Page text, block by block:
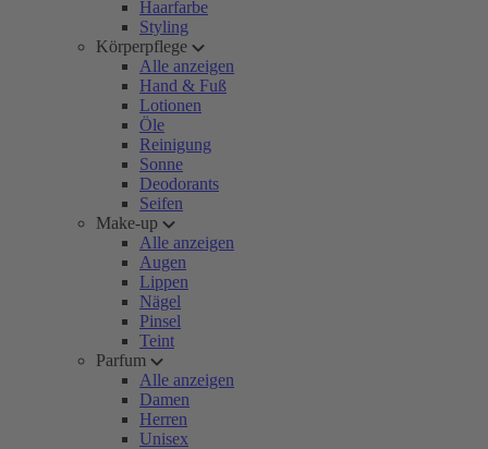
Haarfarbe
Styling
Körperpflege
Alle anzeigen
Hand & Fuß
Lotionen
Öle
Reinigung
Sonne
Deodorants
Seifen
Make-up
Alle anzeigen
Augen
Lippen
Nägel
Pinsel
Teint
Parfum
Alle anzeigen
Damen
Herren
Unisex